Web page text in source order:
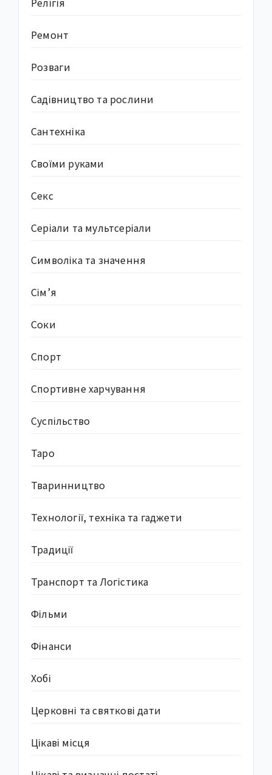
Ремонт
Розваги
Садівництво та рослини
Сантехніка
Своїми руками
Секс
Серіали та мультсеріали
Символіка та значення
Сім’я
Соки
Спорт
Спортивне харчування
Суcпільство
Таро
Тваринництво
Технології, техніка та гаджети
Традиції
Транспорт та Логістика
Фільми
Фінанси
Хобі
Церковні та святкові дати
Цікаві місця